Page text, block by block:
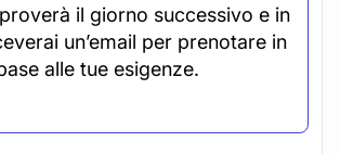
il giorno successivo e in
un’email per prenotare in
alle tue esigenze.